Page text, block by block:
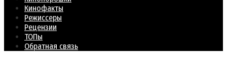
Кинофакты
Режиссеры
Рецензии
ТОПы
Обратная связь